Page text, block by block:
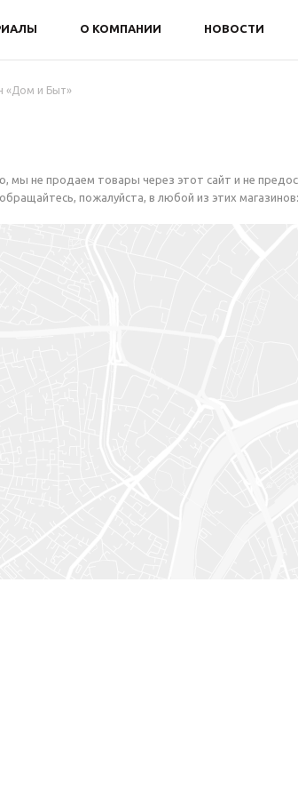
О КОМПАНИИ НОВОСТИ
«Дом и Быт»
мы не продаем товары через этот сайт и не
пожалуйста, в любой из этих магазинов: